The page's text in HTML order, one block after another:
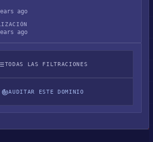
ago
ago
TODAS LAS FILTRACIONES
AUDITAR ESTE DOMINIO